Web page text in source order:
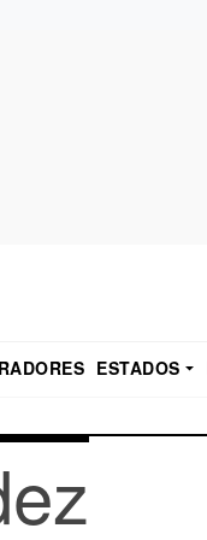
ESTADOS